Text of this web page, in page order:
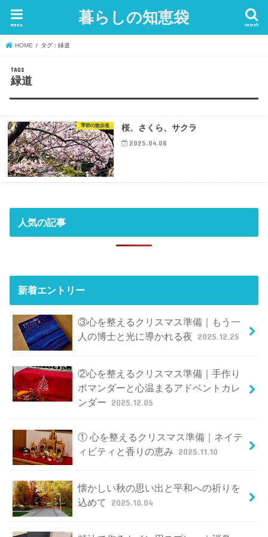
暮らしの知恵袋 search
menu
HOME タグ : 緑道
緑道
季節の散歩道 桜、さくら、サクラ
2025.04.08
人気の記事
新着エントリー
③心を整えるクリスマス準備｜もう一
人の博士と光に導かれる夜 2025.12.25
②心を整えるクリスマス準備｜手作り
ポマンダーと心温まるアドベントカレ
ンダー 2025.12.05
① 心を整えるクリスマス準備｜ネイテ
ィビティと香りの恵み 2025.11.10
懐かしい秋の思い出と平和への祈りを
込めて
2025.10.04